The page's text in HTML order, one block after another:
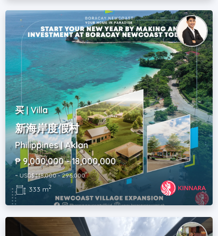
买 | Villa
新海岸度假村
Philippines | Aklan
₱ 9,000,000 - 18,000,000
~ USD$ 148,000 - 296,000
333 m2